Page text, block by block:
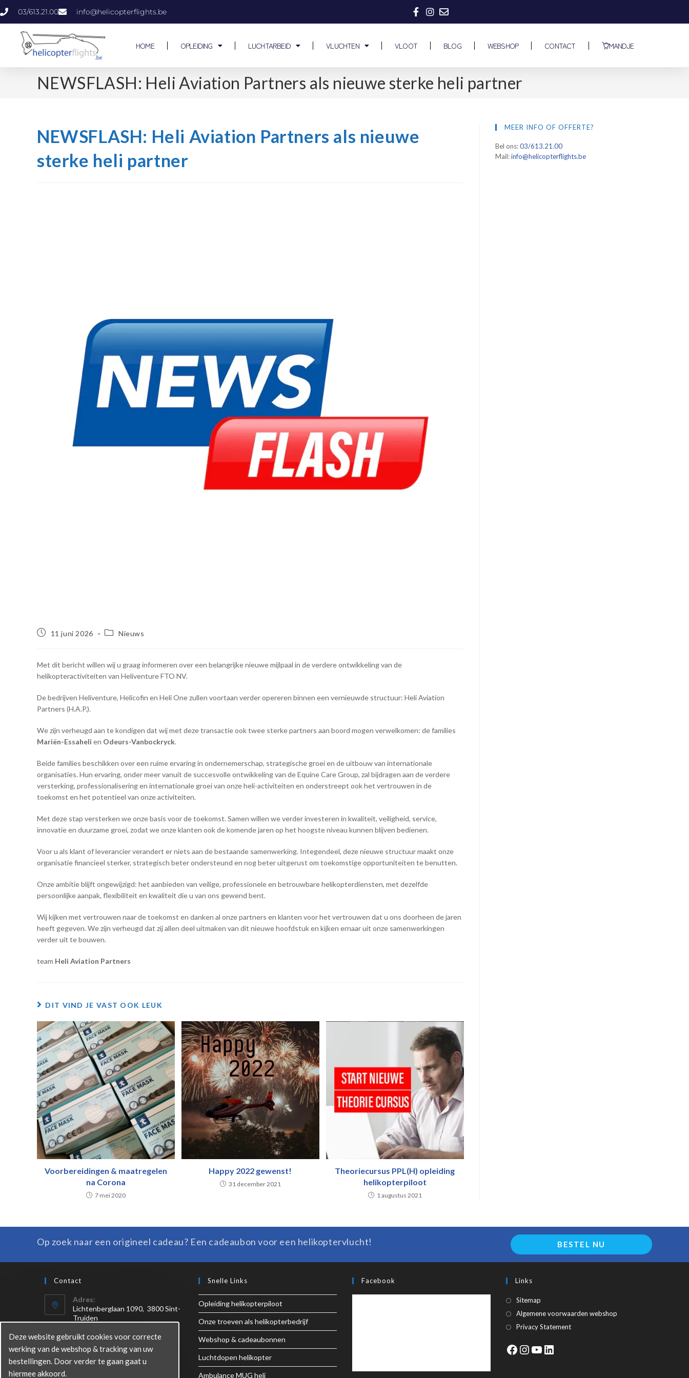
03/613.21.00 info@helicopterflights.be
HOME OPLEIDING LUCHTARBEID VLUCHTEN VLOOT BLOG WEBSHOP CONTACT MANDJE
NEWSFLASH: Heli Aviation Partners als nieuwe sterke heli partner
NEWSFLASH: Heli Aviation Partners als nieuwe
sterke heli partner
11 juni 2026 Nieuws
Met dit bericht willen wij u graag informeren over een belangrijke nieuwe mijlpaal in de verdere ontwikkeling van de
helikopteractiviteiten van Heliventure FTO NV.
De bedrijven Heliventure, Helicofin en Heli One zullen voortaan verder opereren binnen een vernieuwde structuur: Heli Aviation
Partners (H.A.P.).
We zijn verheugd aan te kondigen dat wij met deze transactie ook twee sterke partners aan boord mogen verwelkomen: de families
Mariën-Essaheli en Odeurs-Vanbockryck.
Beide families beschikken over een ruime ervaring in ondernemerschap, strategische groei en de uitbouw van internationale
organisaties. Hun ervaring, onder meer vanuit de succesvolle ontwikkeling van de Equine Care Group, zal bijdragen aan de verdere
versterking, professionalisering en internationale groei van onze heli-activiteiten en onderstreept ook het vertrouwen in de
toekomst en het potentieel van onze activiteiten.
Met deze stap versterken we onze basis voor de toekomst. Samen willen we verder investeren in kwaliteit, veiligheid, service,
innovatie en duurzame groei, zodat we onze klanten ook de komende jaren op het hoogste niveau kunnen blijven bedienen.
Voor u als klant of leverancier verandert er niets aan de bestaande samenwerking. Integendeel, deze nieuwe structuur maakt onze
organisatie financieel sterker, strategisch beter ondersteund en nog beter uitgerust om toekomstige opportuniteiten te benutten.
Onze ambitie blijft ongewijzigd: het aanbieden van veilige, professionele en betrouwbare helikopterdiensten, met dezelfde
persoonlijke aanpak, flexibiliteit en kwaliteit die u van ons gewend bent.
Wij kijken met vertrouwen naar de toekomst en danken al onze partners en klanten voor het vertrouwen dat u ons doorheen de jaren
heeft gegeven. We zijn verheugd dat zij allen deel uitmaken van dit nieuwe hoofdstuk en kijken ernaar uit onze samenwerkingen
verder uit te bouwen.
team Heli Aviation Partners
DIT VIND JE VAST OOK LEUK
Voorbereidingen & maatregelen
na Corona
7 mei 2020
Happy 2022 gewenst!
31 december 2021
Theoriecursus PPL(H) opleiding
helikopterpiloot
1 augustus 2021
MEER INFO OF OFFERTE?
Bel ons:03/613.21.00
Mail:info@helicopterflights.be
Op zoek naar een origineel cadeau? Een cadeaubon voor een helikoptervlucht! BESTEL NU
Contact
Adres:
Lichtenberglaan 1090, 3800 Sint-
Truiden
Tel:
+32 (0)3/613.21.00
Snelle Links
Opleiding helikopterpiloot
Onze troeven als helikopterbedrijf
Webshop & cadeaubonnen
Luchtdopen helikopter
Ambulance MUG heli
Facebook Links
Sitemap
Algemene voorwaarden webshop
Privacy Statement
Deze website gebruikt cookies voor correcte
werking van de webshop & tracking van uw
bestellingen. Door verder te gaan gaat u
hiermee akkoord.